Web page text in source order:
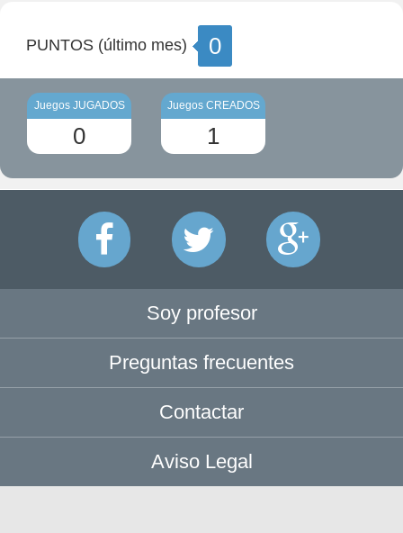
PUNTOS (último mes) 0
Juegos JUGADOS
0
Juegos CREADOS
1
Soy profesor
Preguntas frecuentes
Contactar
Aviso Legal